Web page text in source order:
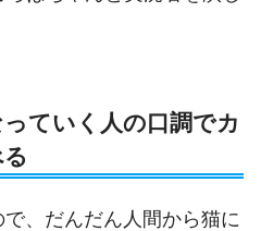
ていく人の口調でカ
、だんだん人間から猫に